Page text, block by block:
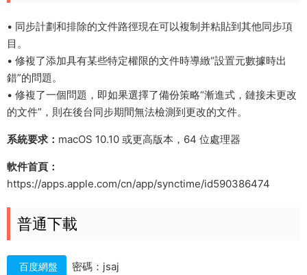
• 同步計劃和排除的文件路徑現在可以複制并粘貼到其他同步項
目。
• 修複了添加具有某些特定權限的文件時導緻“設置元數據時出
錯”的問題。
• 修複了一個問題，即如果選擇了備份策略“漸進式，鏈接未更改
的文件”，則在後台同步期間無法檢測到更改的文件。
系統要求： macOS 10.10 或更高版本，64 位處理器
軟件首頁：
https://apps.apple.com/cn/app/synctime/id590386474
普通下載
百度網盤 密碼：jsaj